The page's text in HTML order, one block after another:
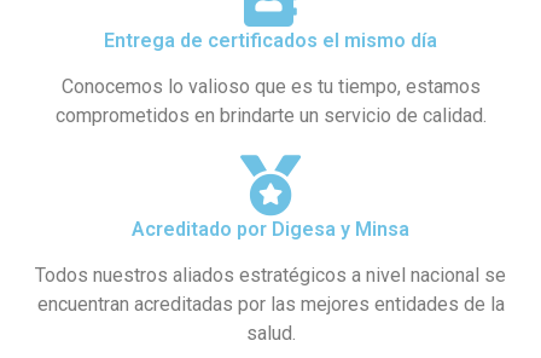
Entrega de certificados el mismo día
Conocemos lo valioso que es tu tiempo, estamos
comprometidos en brindarte un servicio de calidad.
Acreditado por Digesa y Minsa​
Todos nuestros aliados estratégicos a nivel nacional se
encuentran acreditadas por las mejores entidades de la
salud.